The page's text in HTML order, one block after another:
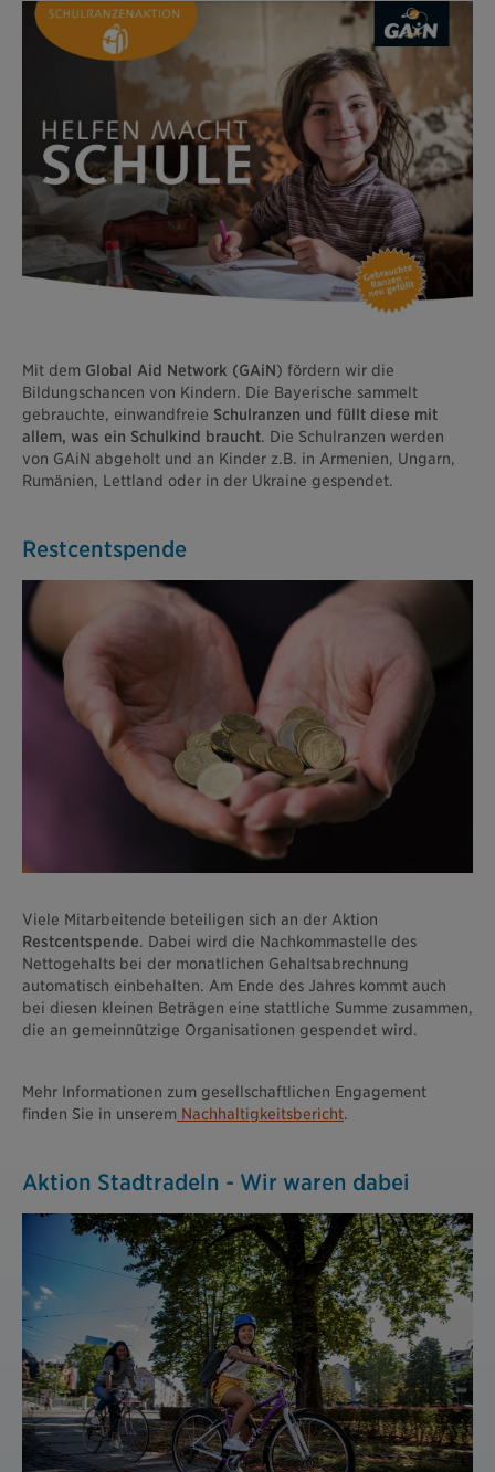
Mit dem Global Aid Network (GAiN) fördern wir die
Bildungschancen von Kindern. Die Bayerische sammelt
gebrauchte, einwandfreie Schulranzen und füllt diese mit
allem, was ein Schulkind braucht. Die Schulranzen werden
von GAiN abgeholt und an Kinder z.B. in Armenien, Ungarn,
Rumänien, ­Lettland oder in der Ukraine gespendet.
Restcentspende
Viele Mitarbeitende beteiligen sich an der Aktion
Restcentspende. Dabei wird die Nachkommastelle des
Nettogehalts bei der monatlichen Gehaltsabrechnung
automatisch einbehalten. Am Ende des Jahres kommt auch
bei diesen kleinen Beträgen eine stattliche Summe zusammen,
die an gemeinnützige Organisationen gespendet wird.
Mehr Informationen zum gesellschaftlichen Engagement
finden Sie in unserem Nachhaltigkeitsbericht.
Aktion Stadtradeln - Wir waren dabei